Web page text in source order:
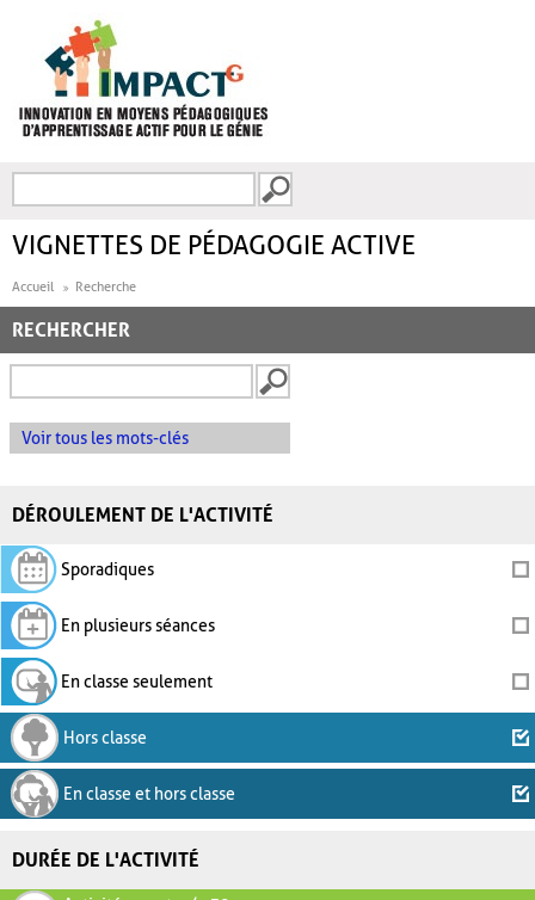
FORMULAIRE DE
VIGNETTES DE PÉDAGOGIE ACTIVE
Accueil Recherche
RECHERCHER
Voir tous les mots-clés
DÉROULEMENT DE L'ACTIVITÉ
Sporadiques
En plusieurs séances
En classe seulement
Hors classe
En classe et hors classe
DURÉE DE L'ACTIVITÉ